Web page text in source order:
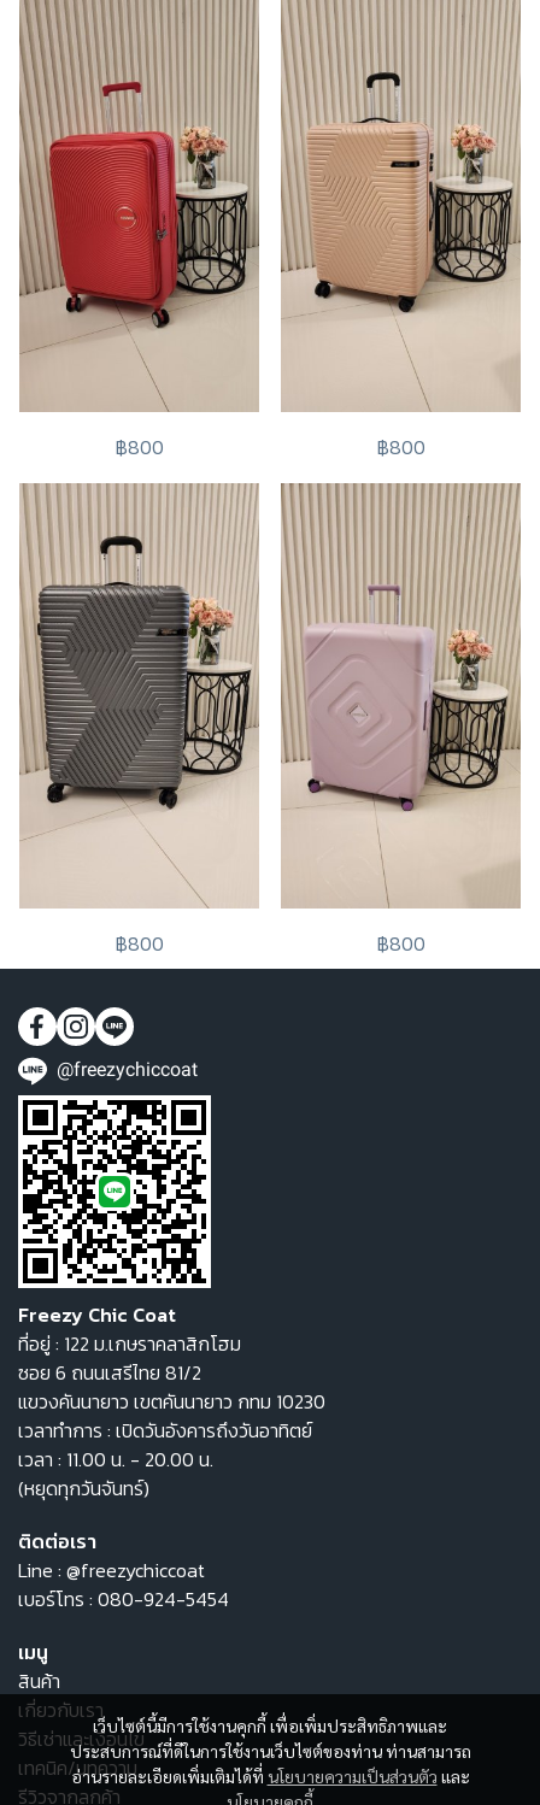
฿800 ฿800
฿800 ฿800
เว็บไซต์นี้มีการใช้งานคุกกี้ เพื่อเพิ่มประสิทธิภาพและ
ประสบการณ์ที่ดีในการใช้งานเว็บไซต์ของท่าน ท่านสามารถ
อ่านรายละเอียดเพิ่มเติมได้ที่ นโยบายความเป็นส่วนตัว และ
@freezychiccoat
Freezy Chic Coat
ที่อยู่ : 122 ม.เกษราคลาสิกโฮม
ซอย 6 ถนนเสรีไทย 81/2
แขวงคันนายาว เขตคันนายาว กทม 10230
เวลาทำการ : เปิดวันอังคารถึงวันอาทิตย์
เวลา : 11.00 น. - 20.00 น.
(หยุดทุกวันจันทร์)
ติดต่อเรา
Line : @freezychiccoat
เบอร์โทร : 080-924-5454
เมนู
สินค้า
เกี่ยวกับเรา
วิธีเช่าและเงื่อนไข
เทคนิค/บทความ
รีวิวจากลูกค้า